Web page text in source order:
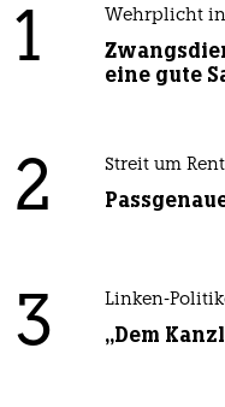
1 Wehrplicht
eine gute
2 Streit um
3 Linken-
„Dem